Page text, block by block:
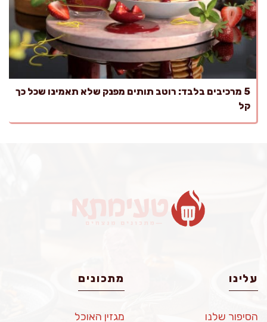
5 מרכיבים בלבד: רוטב תותים מפנק שלא תאמינו שכל כך
קל
עלינו
הסיפור שלנו
מתכונים
מגזין האוכל